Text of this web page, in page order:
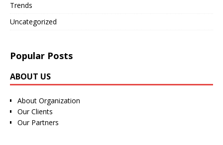
Trends
Uncategorized
Popular Posts
ABOUT US
About Organization
Our Clients
Our Partners